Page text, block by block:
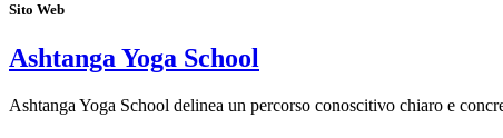
Sito Web
Ashtanga Yoga School
Ashtanga Yoga School delinea un percorso conoscitivo chiaro e